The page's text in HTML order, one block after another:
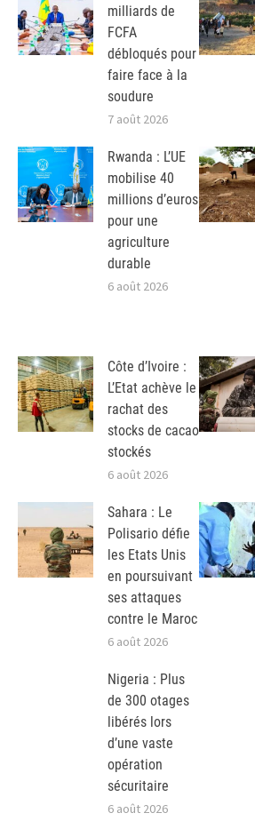
milliards de
FCFA
débloqués pour
faire face à la
soudure
7 août 2026
Rwanda : L’UE
mobilise 40
millions d’euros
pour une
agriculture
durable
6 août 2026
Côte d’Ivoire :
L’Etat achève le
rachat des
stocks de cacao
stockés
6 août 2026
Sahara : Le
Polisario défie
les Etats Unis
en poursuivant
ses attaques
contre le Maroc
6 août 2026
Nigeria : Plus
de 300 otages
libérés lors
d’une vaste
opération
sécuritaire
6 août 2026